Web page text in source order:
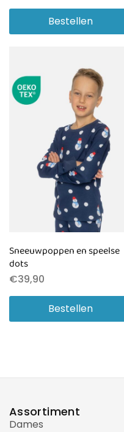
Bestellen
Sneeuwpoppen en speelse
dots
€39,90
Bestellen
Assortiment
Dames